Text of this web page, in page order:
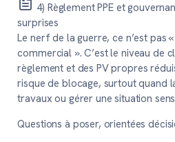
4) Règlement PPE et
surprises
Le nerf de la guerre, ce n’est pas
commercial ». C’est le niveau de
règlement et des PV propres
risque de blocage, surtout quand
travaux ou gérer une situation
Questions à poser, orientées